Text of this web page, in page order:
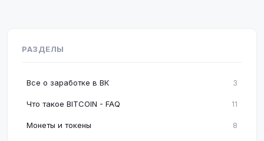
РАЗДЕЛЫ
Все о заработке в ВК 3
Что такое BITCOIN - FAQ 11
Монеты и токены 8